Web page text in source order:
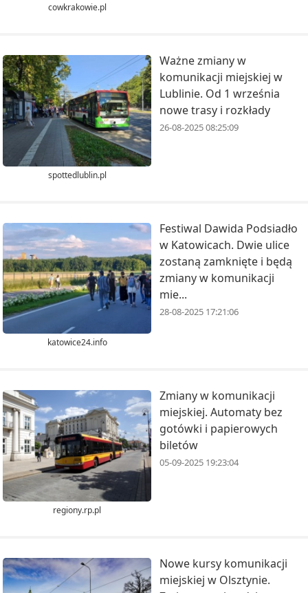
cowkrakowie.pl
spottedlublin.pl
Ważne zmiany w
komunikacji miejskiej w
Lublinie. Od 1 września
nowe trasy i rozkłady
26-08-2025 08:25:09
katowice24.info
Festiwal Dawida Podsiadło
w Katowicach. Dwie ulice
zostaną zamknięte i będą
zmiany w komunikacji
mie...
28-08-2025 17:21:06
regiony.rp.pl
Zmiany w komunikacji
miejskiej. Automaty bez
gotówki i papierowych
biletów
05-09-2025 19:23:04
Nowe kursy komunikacji
miejskiej w Olsztynie.